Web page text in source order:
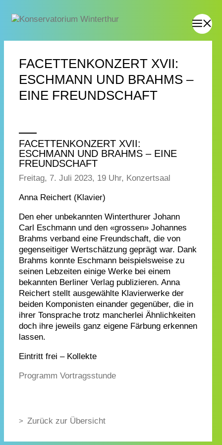
FACETTENKONZERT XVII:
ESCHMANN UND BRAHMS –
EINE FREUNDSCHAFT
FACETTENKONZERT XVII:
ESCHMANN UND BRAHMS – EINE
FREUNDSCHAFT
Freitag, 7. Juli 2023, 19 Uhr, Konzertsaal
Anna Reichert (Klavier)
Den eher unbekannten Winterthurer Johann
Carl Eschmann und den «grossen» Johannes
Brahms verband eine Freundschaft, die von
gegenseitiger Wertschätzung geprägt war. Dank
Brahms konnte Eschmann beispielsweise zu
seinen Lebzeiten einige Werke bei einem
bekannten Berliner Verlag publizieren. Anna
Reichert stellt ausgewählte Klavierwerke der
beiden Komponisten einander gegenüber, die in
ihrer Tonsprache trotz mancherlei Ähnlichkeiten
doch ihre jeweils ganz eigene Färbung erkennen
lassen.
Eintritt frei – Kollekte
Programm Vortragsstunde
Zurück zur Übersicht